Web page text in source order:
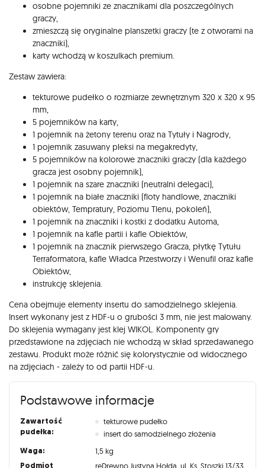
osobne pojemniki ze znacznikami dla poszczególnych
graczy,
zmieszczą się oryginalne planszetki graczy (te z otworami na
znaczniki),
karty wchodzą w koszulkach premium.
Zestaw zawiera:
tekturowe pudełko o rozmiarze zewnętrznym 320 x 320 x 95
mm,
5 pojemników na karty,
1 pojemnik na żetony terenu oraz na Tytuły i Nagrody,
1 pojemnik zasuwany pleksi na megakredyty,
5 pojemników na kolorowe znaczniki graczy (dla każdego
gracza jest osobny pojemnik),
1 pojemnik na szare znaczniki (neutralni delegaci),
1 pojemnik na białe znaczniki (floty handlowe, znaczniki
obiektów, Tempratury, Poziomu Tlenu, pokoleń),
1 pojemnik na znaczniki i kostki z dodatku Automa,
1 pojemnik na kafle partii i kafle Obiektów,
1 pojemnik na znacznik pierwszego Gracza, płytkę Tytułu
Terraformatora, kafle Władca Przestworzy i Wenufil oraz kafle
Obiektów,
instrukcję sklejenia.
Cena obejmuje elementy insertu do samodzielnego sklejenia.
Insert wykonany jest z HDF-u o grubości 3 mm, nie jest malowany.
Do sklejenia wymagany jest klej WIKOL. Komponenty gry
przedstawione na zdjęciach nie wchodzą w skład sprzedawanego
zestawu. Produkt może różnić się kolorystycznie od widocznego
na zdjęciach - zależy to od partii HDF-u.
Podstawowe informacje
Zawartość
pudełka:
tekturowe pudełko
insert do samodzielnego złożenia
Waga: 1,5 kg
Podmiot reDrewno Justyna Hołda, ul. Ks. Stoszki 13/33,